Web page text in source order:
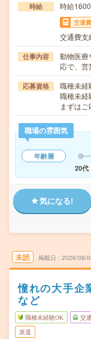
時給 時給
交通費
交通費支
仕事内容
動物医療
応で、
応募資格
職種未経
職種未経
まずは
職場の雰囲気
年齢層
20代
気になる!
未読 掲載日 2026/08/
憧れの大手企
など
職種未経験OK 交
派遣